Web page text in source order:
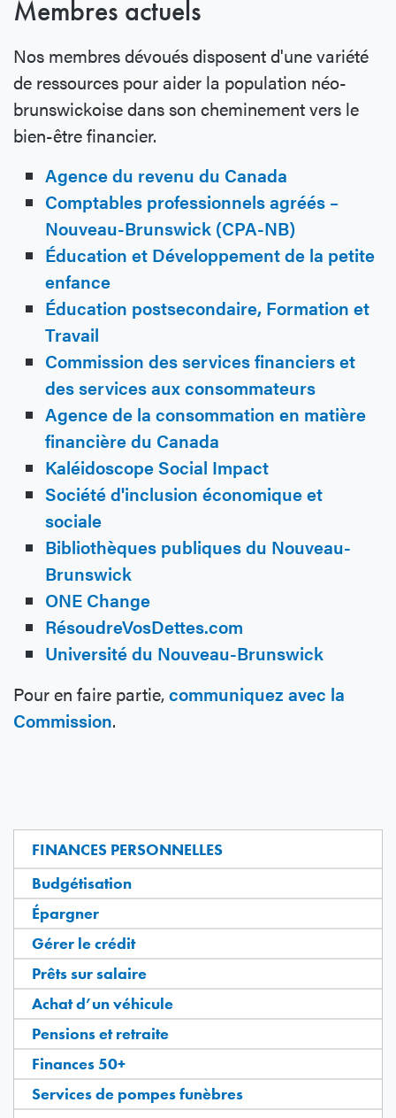
FINANCES PERSONNELLES
Budgétisation
Épargner
Gérer le crédit
Prêts sur salaire
Achat d’un véhicule
Pensions et retraite
Finances 50+
Services de pompes funèbres
Membres actuels
Nos membres dévoués disposent d'une variété
de ressources pour aider la population néo-
brunswickoise dans son cheminement vers le
bien-être financier.
Agence du revenu du Canada
Comptables professionnels agréés –
Nouveau-Brunswick (CPA-NB)
Éducation et Développement de la petite
enfance
Éducation postsecondaire, Formation et
Travail
Commission des services financiers et
des services aux consommateurs
Agence de la consommation en matière
financière du Canada
Kaléidoscope Social Impact
Société d'inclusion économique et
sociale
Bibliothèques publiques du Nouveau-
Brunswick
ONE Change
RésoudreVosDettes.com
Université du Nouveau-Brunswick
Pour en faire partie,communiquez avec la
Commission.